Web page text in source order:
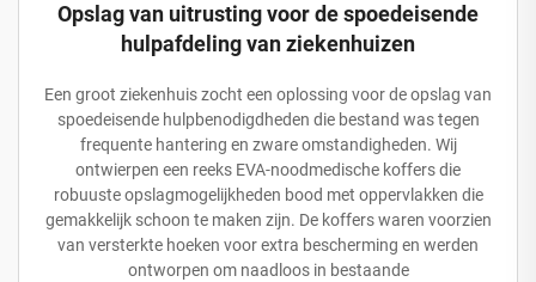
Opslag van uitrusting voor de spoedeisende
hulpafdeling van ziekenhuizen
Een groot ziekenhuis zocht een oplossing voor de opslag van
spoedeisende hulpbenodigdheden die bestand was tegen
frequente hantering en zware omstandigheden. Wij
ontwierpen een reeks EVA-noodmedische koffers die
robuuste opslagmogelijkheden bood met oppervlakken die
gemakkelijk schoon te maken zijn. De koffers waren voorzien
van versterkte hoeken voor extra bescherming en werden
ontworpen om naadloos in bestaande